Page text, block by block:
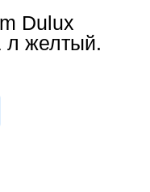
Dulux
л желтый.